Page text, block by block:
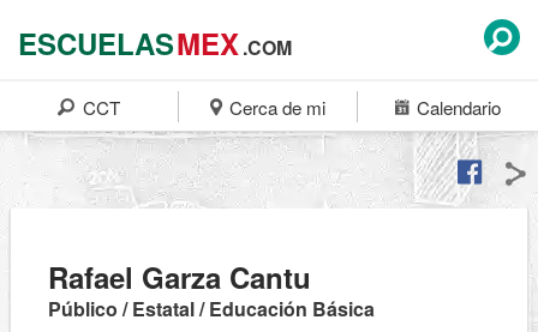
ESCUELASMEX.COM
CCT Cerca de mi Calendario
Rafael Garza Cantu
Público / Estatal / Educación Básica